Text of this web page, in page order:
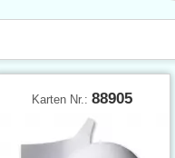
Karten Nr.: 88905